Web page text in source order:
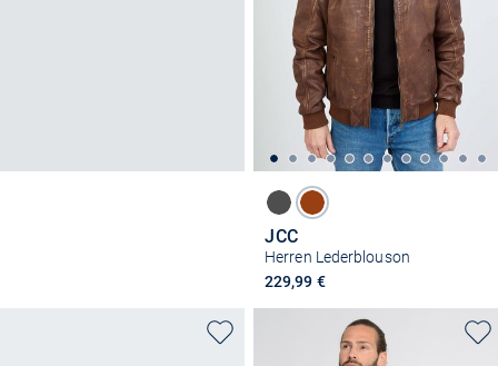
JCC
Herren Lederblouson
229,99 €